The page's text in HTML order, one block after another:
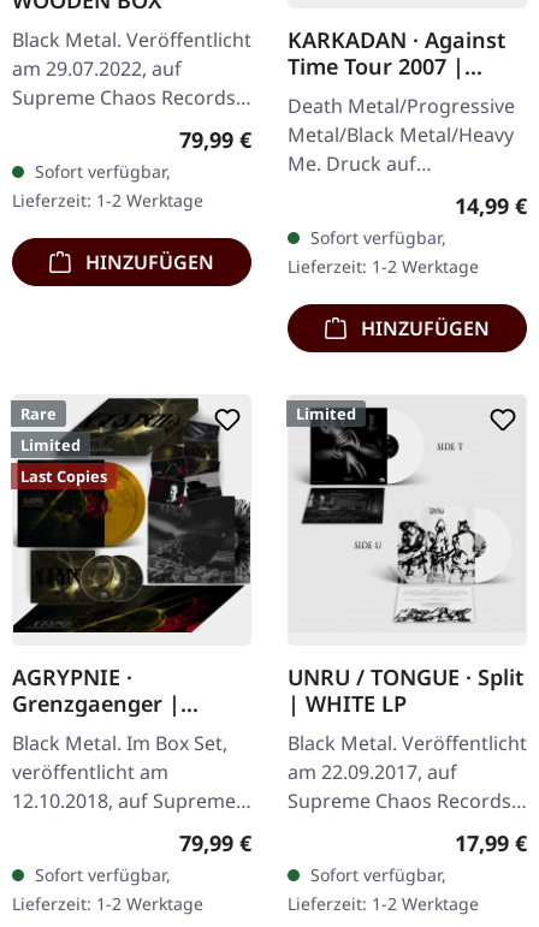
Black Metal. Veröffentlicht
am 29.07.2022, auf
Supreme Chaos Records.
Extrem schwere schwarze
Holzbox mit graviertem
Logo, Titel und
Nummerierung,…
Regulärer Preis:
79,99 €
Sofort verfügbar,
Lieferzeit: 1-2 Werktage
HINZUFÜGEN
KARKADAN · Against
Time Tour 2007 |
GIRLIE
Death Metal/Progressive
Metal/Black Metal/Heavy
Me. Druck auf
Rückseite. Front Logo,
Rückseite: Tourdaten.
100% Baumwolle
14,99 €
Sofort verfügbar,
Lieferzeit: 1-2 Werktage
HINZUFÜGEN
Rare
Limited
Last Copies
AGRYPNIE ·
Grenzgaenger |
DELUXE GOLD/CLEAR
4LP BOX SET
Black Metal. Im Box Set,
veröffentlicht am
12.10.2018, auf Supreme
Chaos Records. Eine
noble Box, die die beiden
Agrypnie-Alben
"Grenzgænger" und…
Regulärer Preis:
79,99 €
Sofort verfügbar,
Lieferzeit: 1-2 Werktage
Limited
UNRU / TONGUE · Split
| WHITE LP
Black Metal. Veröffentlicht
am 22.09.2017, auf
Supreme Chaos Records.
Weißes Vinyl, limitiert auf
handnummerierte
Exemplare. · 180g Vinyl
17,99 €
Sofort verfügbar,
Lieferzeit: 1-2 Werktage